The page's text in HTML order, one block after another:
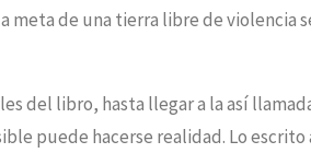
meta de una tierra libre de violencia
del libro, hasta llegar a la así
puede hacerse realidad. Lo escrito